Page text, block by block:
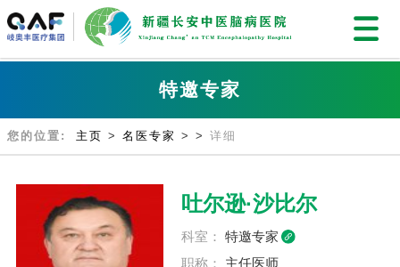
特邀专家
您的位置: 主页 > 名医专家 > > 详细
吐尔逊·沙比尔
科室：
特邀专家
职称：
主任医师